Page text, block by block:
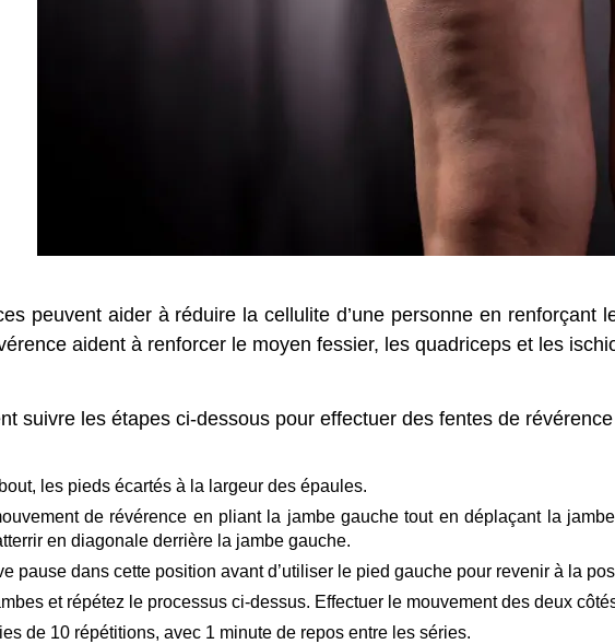
peuvent aider à réduire la cellulite d’une personne en
aident à renforcer le moyen fessier, les quadriceps et les
suivre les étapes ci-dessous pour effectuer des fentes de
les pieds écartés à la largeur des épaules.
de révérence en pliant la jambe gauche tout en déplaçant la
en diagonale derrière la jambe gauche.
pause dans cette position avant d’utiliser le pied gauche pour revenir à la
et répétez le processus ci-dessus. Effectuer le mouvement des deux
de 10 répétitions, avec 1 minute de repos entre les séries.